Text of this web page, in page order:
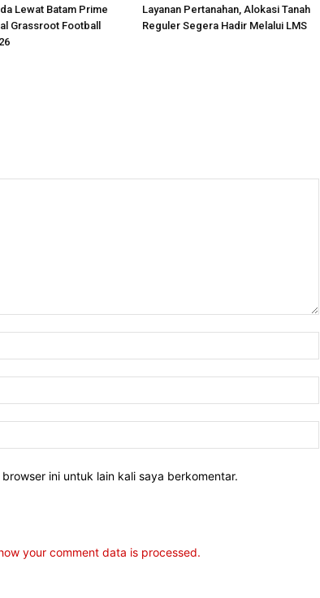
Lewat Batam Prime
Grassroot Football
Layanan Pertanahan, Alokasi Tanah
Reguler Segera Hadir Melalui LMS
ini untuk lain kali saya berkomentar.
your comment data is processed.